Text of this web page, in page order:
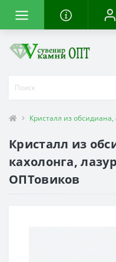
Кристалл из
Кристалл из
кахолонга,
ОПТовиков